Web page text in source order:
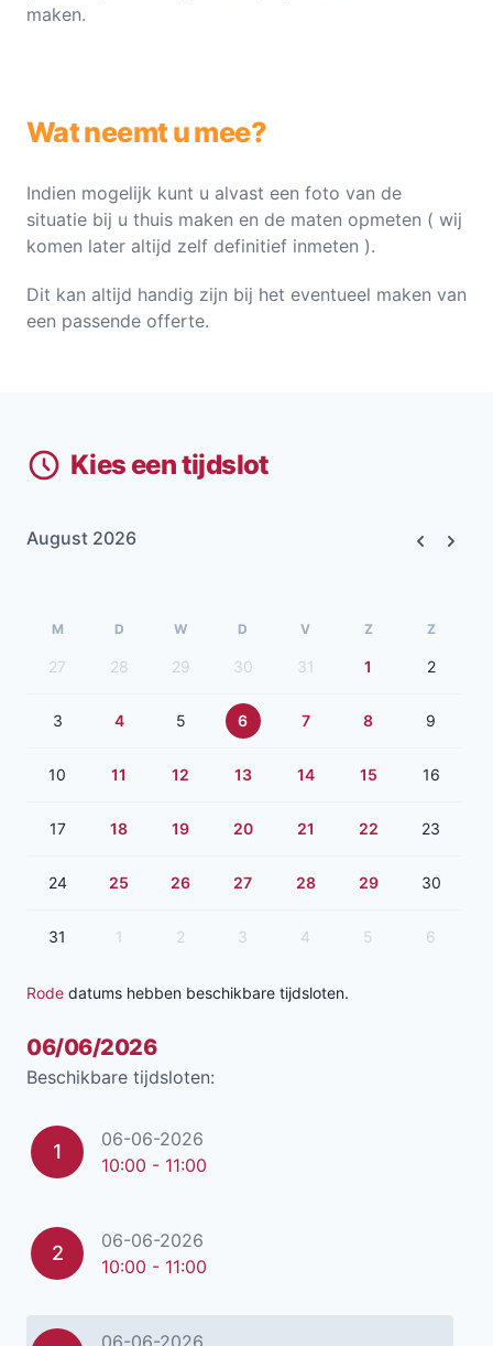
maken.
Wat neemt u mee?
Indien mogelijk kunt u alvast een foto van de
situatie bij u thuis maken en de maten opmeten ( wij
komen later altijd zelf definitief inmeten ).
Dit kan altijd handig zijn bij het eventueel maken van
een passende offerte.
Kies een tijdslot
August 2026
M D W D V Z Z
27 28 29 30 31 1 2
3 4 5 6 7 8 9
10 11 12 13 14 15 16
17 18 19 20 21 22 23
24 25 26 27 28 29 30
31 1 2 3 4 5 6
Rode datums hebben beschikbare tijdsloten.
06/06/2026
Beschikbare tijdsloten:
1
06-06-2026
10:00 - 11:00
2
06-06-2026
10:00 - 11:00
06-06-2026